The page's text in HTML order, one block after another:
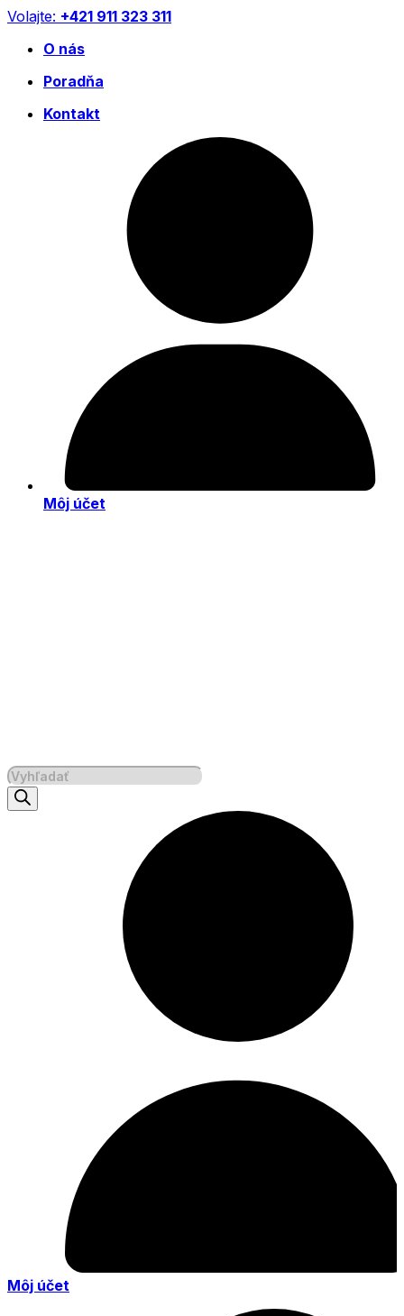
Preskočiť
obsah
Volajte: +421 911 323 311
O nás
Poradňa
Kontakt
Môj účet
Products
search
Môj účet